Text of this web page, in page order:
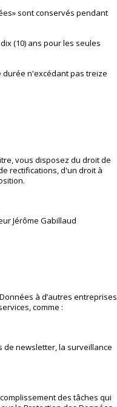
sont conservés pendant
(10) ans pour les seules
n'excédant pas treize
vous disposez du droit de
rectifications, d'un droit à
Jérôme Gabillaud
à d’autres entreprises
comme :
de newsletter, la surveillance
des tâches qui